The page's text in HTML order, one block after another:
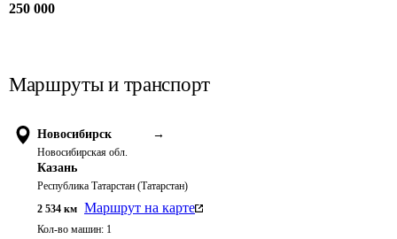
250 000
Маршруты и транспорт
Новосибирск →
Новосибирская обл.
Казань
Республика Татарстан (Татарстан)
2 534 км Маршрут на карте
Кол-во машин: 1